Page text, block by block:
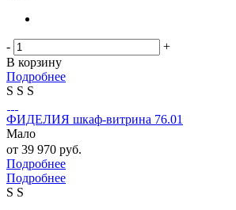
-
+
В корзину
Подробнее
S S S
ФИДЕЛИЯ шкаф-витрина 76.01
Мало
от 39 970 руб.
Подробнее
Подробнее
S S